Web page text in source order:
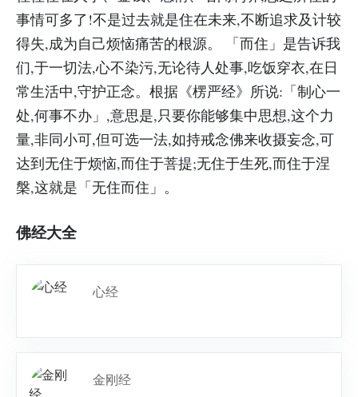
事情可多了!不是过去就是住在未来,不断追求及计较
得失,成为自己烦恼痛苦的根源。 「而住」是告诉我
们,于一切法,心不染污,无论待人处事,吃饭穿衣,在日
常生活中,守护正念。根据《楞严经》所说:「制心一
处,何事不办」,意思是,只要你能够集中思想,这个力
量,非同小可,但可选一法,如持戒念佛来收摄妄念,可
达到无住于烦恼,而住于菩提;无住于生死,而住于涅
槃,这就是「无住而住」。
佛经大全
心经
金刚经